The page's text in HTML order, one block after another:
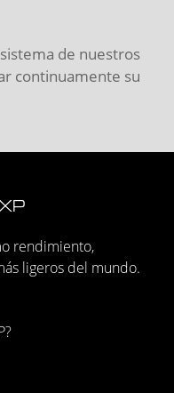
de nuestros
continuamente su
rendimiento,
ligeros del mundo.